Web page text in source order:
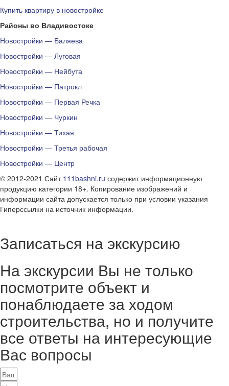
Купить квартиру в новостройке
Районы во Владивостоке
Новостройки — Баляева
Новостройки — Луговая
Новостройки — Нейбута
Новостройки — Патрокл
Новостройки — Первая Речка
Новостройки — Чуркин
Новостройки — Тихая
Новостройки — Третья рабочая
Новостройки — Центр
© 2012-2021 Сайт 111bashni.ru содержит информационную
продукцию категории 18+. Копирование изображений и
информации сайта допускается только при условии указания
Гиперссылки на источник информации.
Записаться на экскурсию
На экскурсии Вы не только
посмотрите объект и
понаблюдаете за ходом
строительства, но и получите
все ответы на интересующие
Вас вопросы